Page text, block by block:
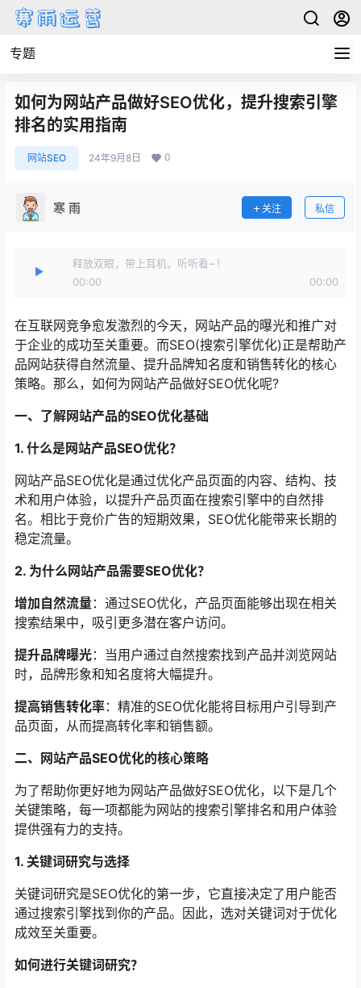
专题
如何为网站产品做好SEO优化，提升搜索引擎
排名的实用指南
网站SEO 24年9月8日 0
寒 雨 关注 私信
释放双眼，带上耳机，听听看~！
00:00
00:00
在互联网竞争愈发激烈的今天，网站产品的曝光和推广对
于企业的成功至关重要。而SEO(搜索引擎优化)正是帮助产
品网站获得自然流量、提升品牌知名度和销售转化的核心
策略。那么，如何为网站产品做好SEO优化呢?
一、了解网站产品的SEO优化基础
1. 什么是网站产品SEO优化？
网站产品SEO优化是通过优化产品页面的内容、结构、技
术和用户体验，以提升产品页面在搜索引擎中的自然排
名。相比于竞价广告的短期效果，SEO优化能带来长期的
稳定流量。
2. 为什么网站产品需要SEO优化？
增加自然流量：通过SEO优化，产品页面能够出现在相关
搜索结果中，吸引更多潜在客户访问。
提升品牌曝光：当用户通过自然搜索找到产品并浏览网站
时，品牌形象和知名度将大幅提升。
提高销售转化率：精准的SEO优化能将目标用户引导到产
品页面，从而提高转化率和销售额。
二、网站产品SEO优化的核心策略
为了帮助你更好地为网站产品做好SEO优化，以下是几个
关键策略，每一项都能为网站的搜索引擎排名和用户体验
提供强有力的支持。
1. 关键词研究与选择
关键词研究是SEO优化的第一步，它直接决定了用户能否
通过搜索引擎找到你的产品。因此，选对关键词对于优化
成效至关重要。
如何进行关键词研究？